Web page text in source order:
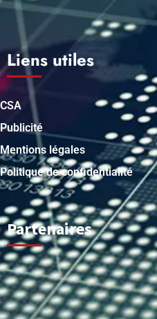
Liens utiles
CSA
Publicité
Mentions légales
Politique de confidentialité
Partenaires